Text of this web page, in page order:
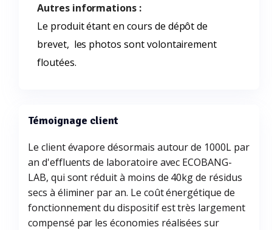
Autres informations :
Le produit étant en cours de dépôt de
brevet, les photos sont volontairement
floutées.
Témoignage client
Le client évapore désormais autour de 1000L par
an d'effluents de laboratoire avec ECOBANG-
LAB, qui sont réduit à moins de 40kg de résidus
secs à éliminer par an. Le coût énergétique de
fonctionnement du dispositif est très largement
compensé par les économies réalisées sur